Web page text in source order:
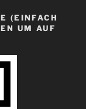
(EINFACH
UM AUF